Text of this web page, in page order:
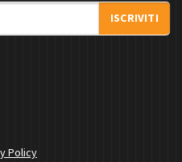
ISCRIVITI
Policy